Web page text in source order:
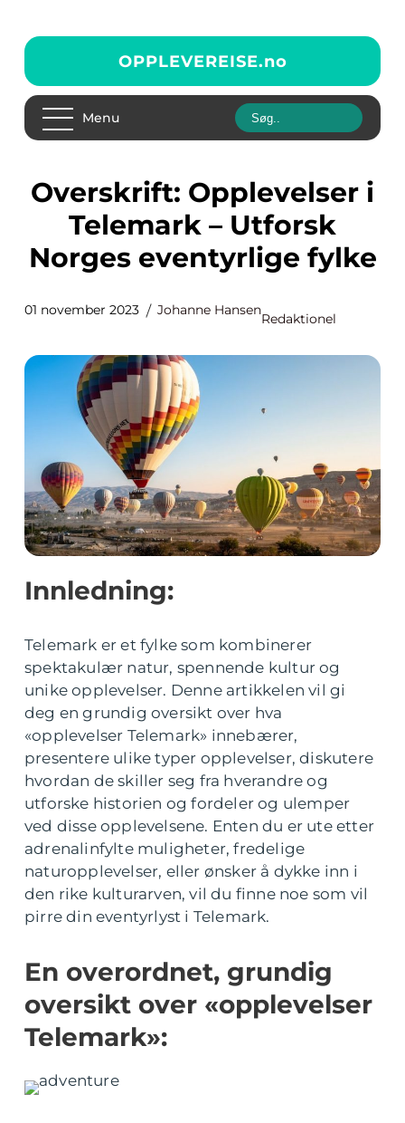
OPPLEVEREISE.no
Menu
Overskrift: Opplevelser i
Telemark – Utforsk
Norges eventyrlige fylke
01 november 2023 Johanne Hansen
Redaktionel
Innledning:
Telemark er et fylke som kombinerer
spektakulær natur, spennende kultur og
unike opplevelser. Denne artikkelen vil gi
deg en grundig oversikt over hva
«opplevelser Telemark» innebærer,
presentere ulike typer opplevelser, diskutere
hvordan de skiller seg fra hverandre og
utforske historien og fordeler og ulemper
ved disse opplevelsene. Enten du er ute etter
adrenalinfylte muligheter, fredelige
naturopplevelser, eller ønsker å dykke inn i
den rike kulturarven, vil du finne noe som vil
pirre din eventyrlyst i Telemark.
En overordnet, grundig
oversikt over «opplevelser
Telemark»: